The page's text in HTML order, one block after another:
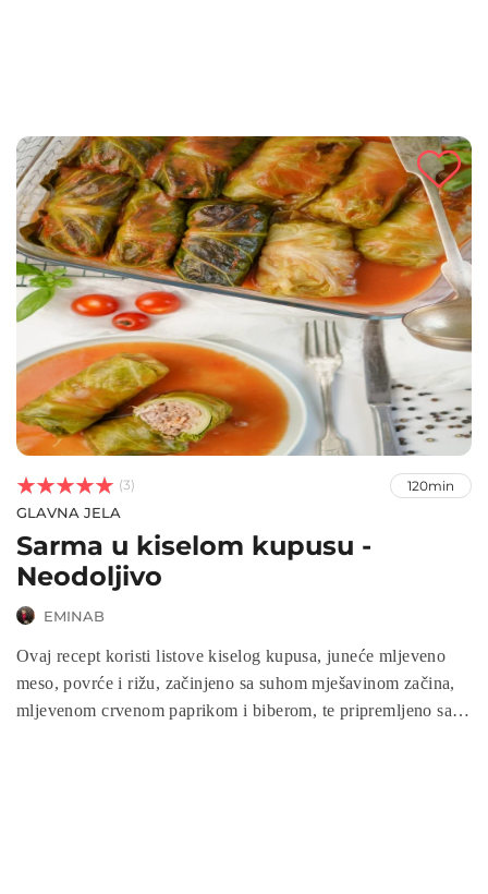


 (3) 120min
GLAVNA JELA
Sarma u kiselom kupusu -
Neodoljivo
EMINAB
Ovaj recept koristi listove kiselog kupusa, juneće mljeveno
meso, povrće i rižu, začinjeno sa suhom mješavinom začina,
mljevenom crvenom paprikom i biberom, te pripremljeno sa